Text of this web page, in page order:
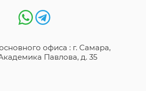
офиса : г. Самара,
Павлова, д. 35